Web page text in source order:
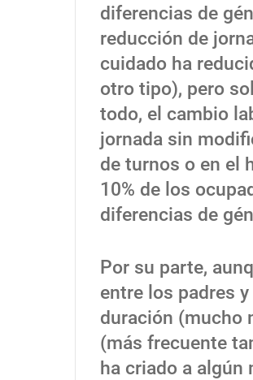
diferencias de
reducción de
cuidado ha
otro tipo), pero
todo, el cambio
jornada sin
de turnos o en el
10% de los
diferencias de
Por su parte,
entre los padres
duración (mucho
(más frecuente
ha criado a algún